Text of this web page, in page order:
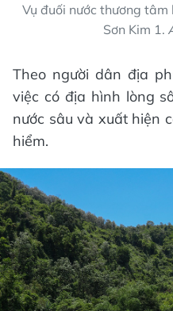
Vụ đuối nước thương
Sơn Kim 1.
Theo người dân địa
việc có địa hình lòng
nước sâu và xuất hiện
hiểm.